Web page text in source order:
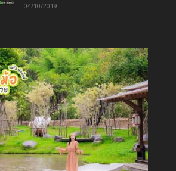
04/10/2019